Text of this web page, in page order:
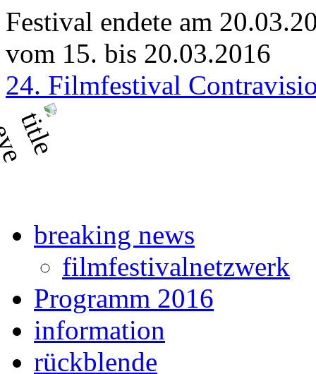
Festival endete am
vom 15. bis 20.03.2016
24. Filmfestival
breaking news
filmfestivalnetzwerk
Programm 2016
information
rückblende